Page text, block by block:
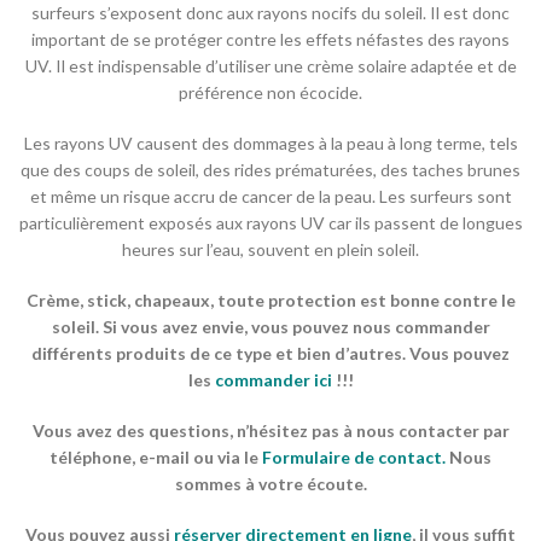
surfeurs s’exposent donc aux rayons nocifs du soleil. Il est donc
important de se protéger contre les effets néfastes des rayons
UV. Il est indispensable d’utiliser une crème solaire adaptée et de
préférence non écocide.
Les rayons UV causent des dommages à la peau à long terme, tels
que des coups de soleil, des rides prématurées, des taches brunes
et même un risque accru de cancer de la peau. Les surfeurs sont
particulièrement exposés aux rayons UV car ils passent de longues
heures sur l’eau, souvent en plein soleil.
Crème, stick, chapeaux, toute protection est bonne contre le
soleil. Si vous avez envie, vous pouvez nous commander
différents produits de ce type et bien d’autres. Vous pouvez
les commander ici !!!
Vous avez des questions, n’hésitez pas à nous contacter par
téléphone, e-mail ou via le Formulaire de contact. Nous
sommes à votre écoute.
Vous pouvez aussi réserver directement en ligne, il vous suffit